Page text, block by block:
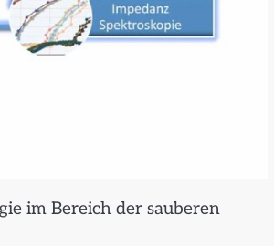
im Bereich der sauberen